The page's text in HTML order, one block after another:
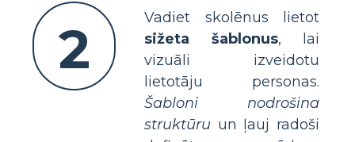
2
Vadiet skolēnus lietot
sižeta šablonus, lai
vizuāli izveidotu
lietotāju personas.
Šabloni nodrošina
struktūru un ļauj radoši